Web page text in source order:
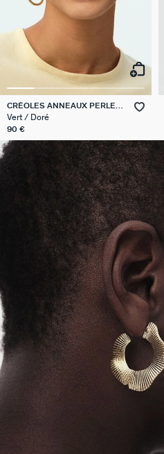
CRÉOLES ANNEAUX PERLES
PANGEA
Vert / Doré
90 €